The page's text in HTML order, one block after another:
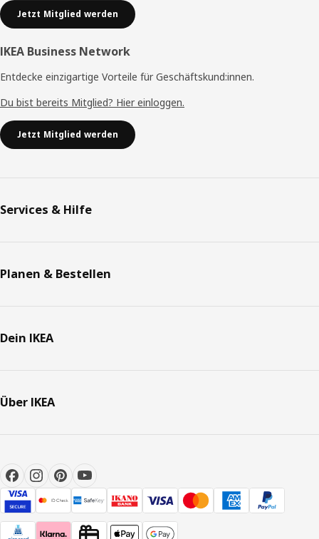
Jetzt Mitglied werden
IKEA Business Network
Entdecke einzigartige Vorteile für Geschäftskund:innen.
Du bist bereits Mitglied? Hier einloggen.
Jetzt Mitglied werden
Services & Hilfe
Planen & Bestellen
Dein IKEA
Über IKEA